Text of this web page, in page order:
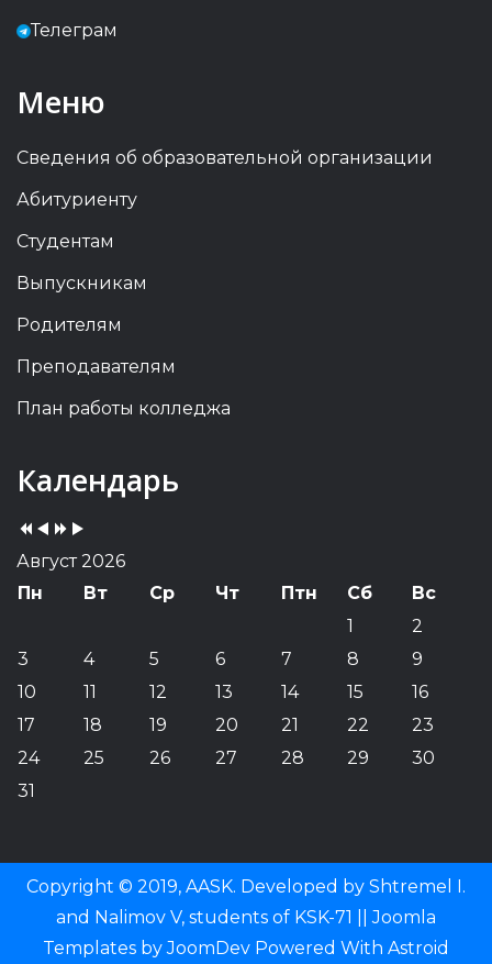
Телеграм
Меню
Сведения об образовательной организации
Абитуриенту
Студентам
Выпускникам
Родителям
Преподавателям
План работы колледжа
Календарь
Previous
Year
Previous
Month
YearMonth
Август 2026
Пн
Вт Ср Чт Птн Сб
Вс
1
2
3
4 5 6 7 8
9
10
11 12 13 14 15
16
17
18 19 20 21 22
23
24
25 26 27 28 29
30
31
Copyright © 2019, AASK. Developed by Shtremel I.
and Nalimov V, students of KSK-71 ||Joomla
Templates byJoomDev Powered With Astroid